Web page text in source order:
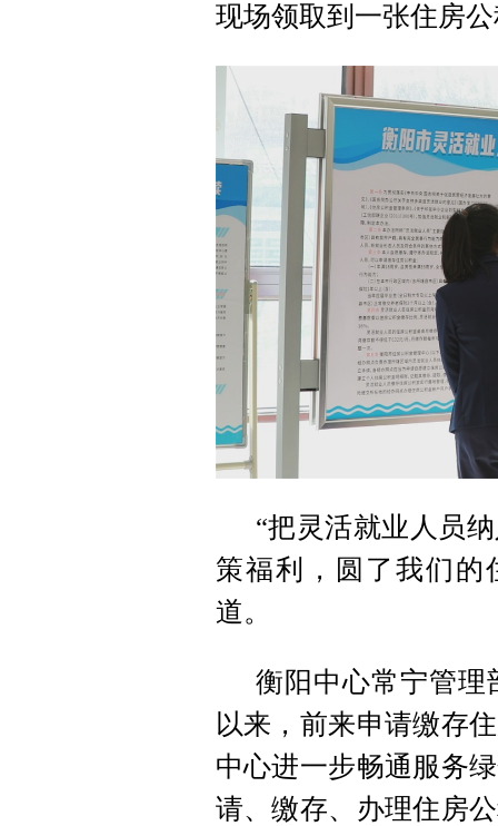
现场领取到一张住房
“把灵活就业人员
策福利，圆了我们的
道。
衡阳中心常宁管理
以来，前来申请缴存
中心进一步畅通服务
请、缴存、办理住房